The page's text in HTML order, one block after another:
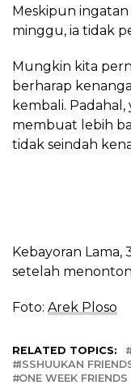
Meskipun
minggu, ia tidak
Mungkin kita
berharap
kembali.
membuat lebih
tidak seindah
Kebayoran Lama,
setelah
Foto: Arek Ploso
RELATED TOPICS:
ISSHUUKAN
ONE WEEK FRIENDS